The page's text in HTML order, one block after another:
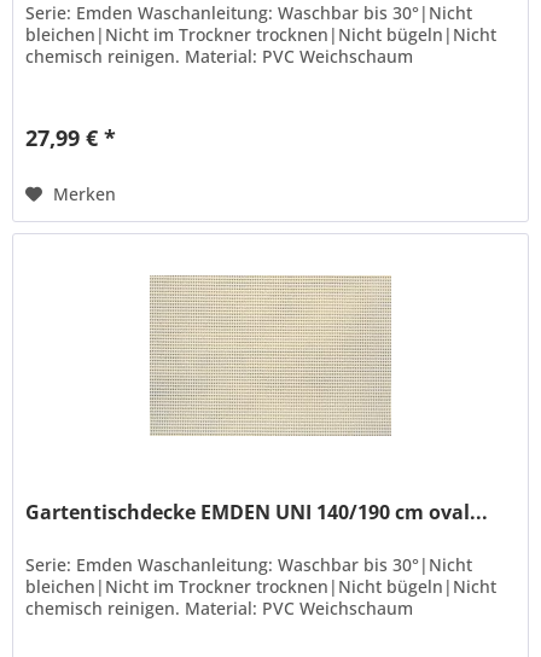
Serie: Emden Waschanleitung: Waschbar bis 30°|Nicht
bleichen|Nicht im Trockner trocknen|Nicht bügeln|Nicht
chemisch reinigen. Material: PVC Weichschaum
27,99 € *
Merken
Gartentischdecke EMDEN UNI 140/190 cm oval...
Serie: Emden Waschanleitung: Waschbar bis 30°|Nicht
bleichen|Nicht im Trockner trocknen|Nicht bügeln|Nicht
chemisch reinigen. Material: PVC Weichschaum